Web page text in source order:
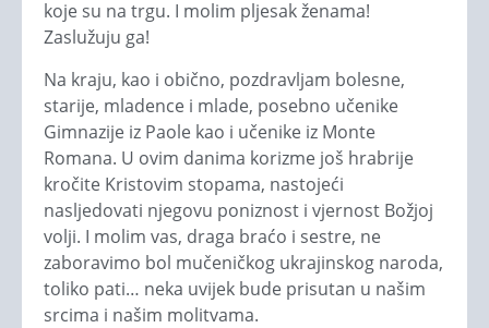
koje su na trgu. I molim pljesak ženama!
Zaslužuju ga!
Na kraju, kao i obično, pozdravljam bolesne,
starije, mladence i mlade, posebno učenike
Gimnazije iz Paole kao i učenike iz Monte
Romana. U ovim danima korizme još hrabrije
kročite Kristovim stopama, nastojeći
nasljedovati njegovu poniznost i vjernost Božjoj
volji. I molim vas, draga braćo i sestre, ne
zaboravimo bol mučeničkog ukrajinskog naroda,
toliko pati… neka uvijek bude prisutan u našim
srcima i našim molitvama.